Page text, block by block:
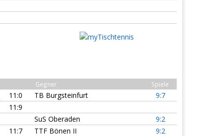
Gegner Spiele
11:0 TB Burgsteinfurt
9:7
11:9
SuS Oberaden
9:2
11:7 TTF Bönen II
9:2